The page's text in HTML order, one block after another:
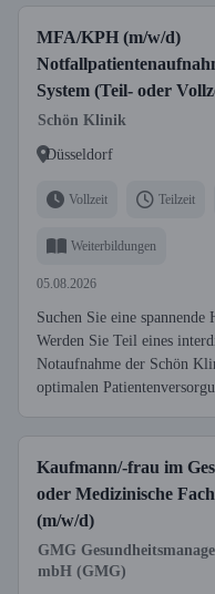
MFA/KPH (m/w/d)
System (Teil- oder
Schön Klinik
Düsseldorf
Vollzeit Teilzeit
Weiterbildungen
05.08.2026
Suchen Sie eine
Werden Sie Teil eines
Notaufnahme der Schön
optimalen
Kaufmann/-frau im
oder Medizinische
(m/w/d)
GMG
mbH (GMG)